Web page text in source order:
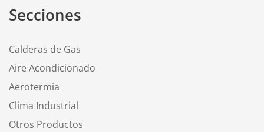
Secciones
Calderas de Gas
Aire Acondicionado
Aerotermia
Clima Industrial
Otros Productos